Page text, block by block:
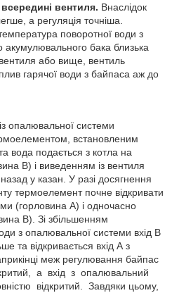
вентиля. Внаслідок
а регуляція точніша.
поворотної води з
бака близька
або вище, вентиль
гарячої води з байпаса аж до
опалювальної системи
встановленим
вода подається з котла на
В) і виведенням із вентиля
у казан. У разі досягнення
термоелемент почне відкривати
(горловина А) і одночасно
В). Зі збільшенням
з опалювальної системи вхід В
та відкривається вхід А з
меж регулювання байпас
а вхід з опалювальний
відкритий. Завдяки цьому,